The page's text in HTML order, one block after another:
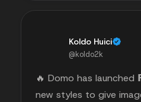
Koldo Huici
@koldo2k
🔥 Domo has
new styles to give